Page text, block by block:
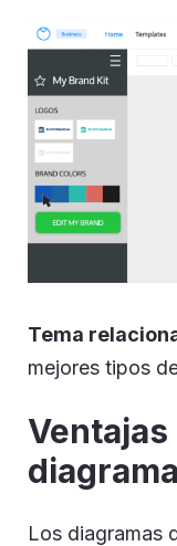
Tema
mejores tipos
Los diagramas